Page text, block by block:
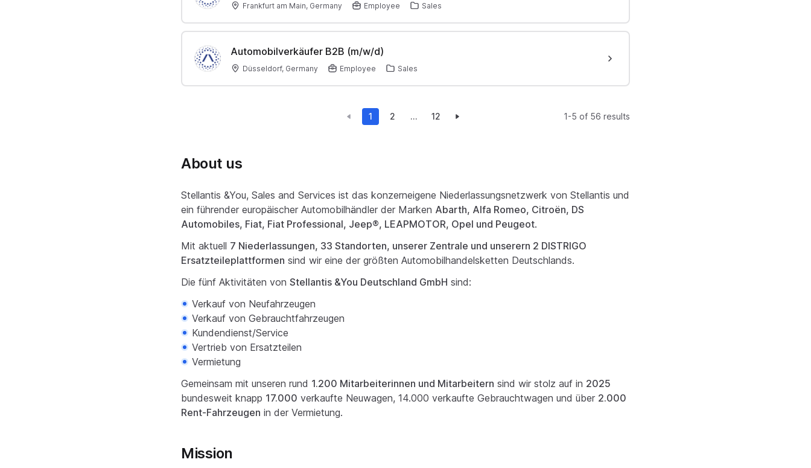
Frankfurt am Main, Germany Employee Sales
Automobilverkäufer B2B (m/w/d)
Düsseldorf, Germany Employee Sales
1 2 ... 12 1-5 of 56 results
About us
Stellantis &You, Sales and Services ist das konzerneigene Niederlassungsnetzwerk von Stellantis und
ein führender europäischer Automobilhändler der Marken Abarth, Alfa Romeo, Citroën, DS
Automobiles, Fiat, Fiat Professional, Jeep®, LEAPMOTOR, Opel und Peugeot.
Mit aktuell 7 Niederlassungen, 33 Standorten, unserer Zentrale und unserern 2 DISTRIGO
Ersatzteileplattformen sind wir eine der größten Automobilhandelsketten Deutschlands.
Die fünf Aktivitäten von Stellantis &You Deutschland GmbH sind:
Verkauf von Neufahrzeugen
Verkauf von Gebrauchtfahrzeugen
Kundendienst/Service
Vertrieb von Ersatzteilen
Vermietung
Gemeinsam mit unseren rund 1.200 Mitarbeiterinnen und Mitarbeitern sind wir stolz auf in 2025
bundesweit knapp 17.000 verkaufte Neuwagen, 14.000 verkaufte Gebrauchtwagen und über 2.000
Rent-Fahrzeugen in der Vermietung.
Mission